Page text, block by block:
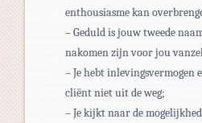
enthousiasme kan
– Geduld is jouw tweede
nakomen zijn voor jou
– Je hebt inlevingsvermogen
cliënt niet uit de weg;
– Je kijkt naar de